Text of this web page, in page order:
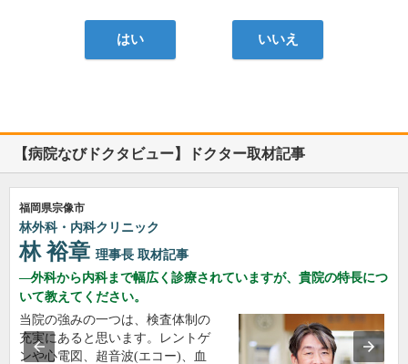
はい いいえ
【病院なびドクタビュー】ドクター取材記事
福岡県宗像市
林外科・内科クリニック
林 裕章 理事長 取材記事
外科から内科まで幅広く診療されていますが、貴院の特長につ
いて教えてください。
当院の強みの一つは、検査体制の
充実にあると思います。レントゲ
ンや心電図、超音波(エコー)、血